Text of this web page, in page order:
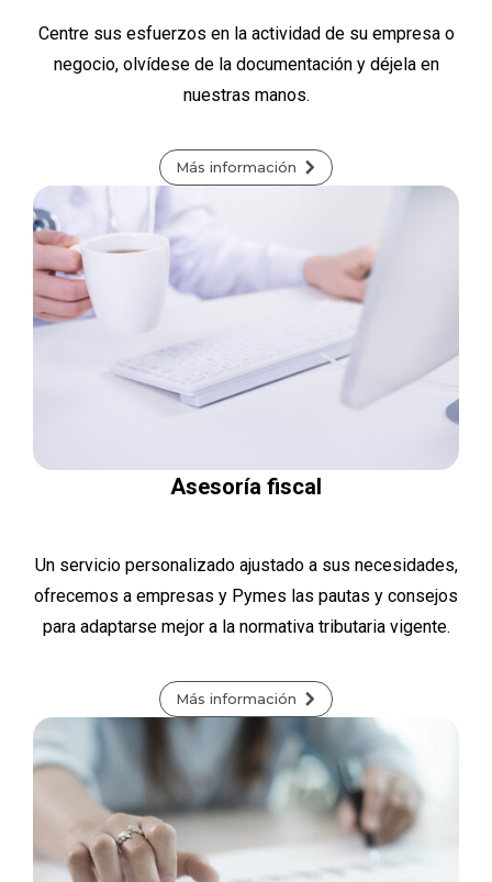
Centre sus esfuerzos en la actividad de su empresa o
negocio, olvídese de la documentación y déjela en
nuestras manos.
Más información
Asesoría fiscal
Un servicio personalizado ajustado a sus necesidades,
ofrecemos a empresas y Pymes las pautas y consejos
para adaptarse mejor a la normativa tributaria vigente.
Más información